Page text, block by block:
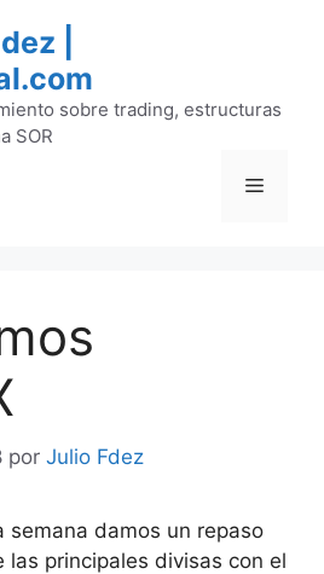
|
sobre trading, estructuras
SOR
Menú
por Julio Fdez
semana damos un repaso
las principales divisas con el